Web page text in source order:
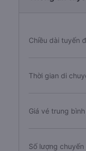
Chiều dài tuyến
Thời gian di
Giá vé trung bình
Số lượng chuyến